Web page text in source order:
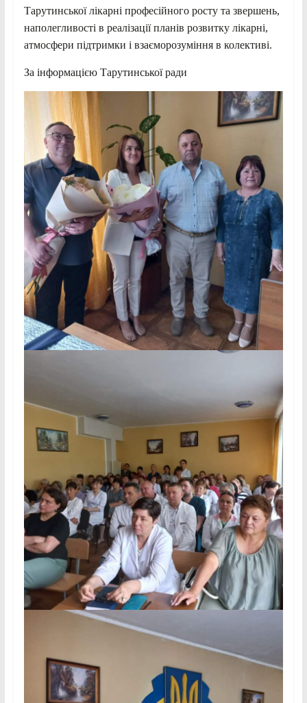
Тарутинської лікарні професійного росту та звершень,
наполегливості в реалізації планів розвитку лікарні,
атмосфери підтримки і взаєморозуміння в колективі.
За інформацією Тарутинської ради